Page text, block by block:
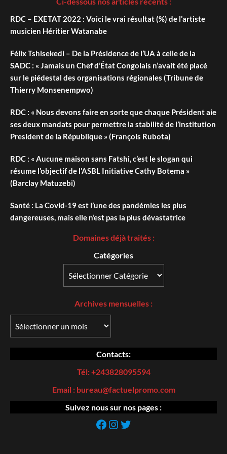
RDC – EXETAT 2022 : Voici le vrai résultat (%) de l’artiste
musicien Héritier Watanabe
Félix Tshisekedi – De la Présidence de l’UA à celle de la
SADC : « Jamais un Chef d’État Congolais n’avait été placé
sur le piédestal des organisations régionales (Tribune de
Thierry Monsenempwo)
RDC : « Nous devons faire en sorte que chaque Président aie
ses deux mandats pour permettre la stabilité de l’institution
President de la République » (François Rubota)
RDC : « Aucune maison sans Fatshi, c’est le slogan qui
résume l’objectif de l’ASBL Initiative Cathy Botema »
(Barclay Matuzebi)
Santé : La Covid-19 est l’une des pandémies les plus
dangereuses, mais elle n’est pas la plus dévastatrice
Domaines déjà traités :
Catégories
Archives mensuelles :
Contacts:
Tél: +243828095594
Email : bureau@factuelpromo.com
Suivez nous sur nos pages :
https://web.facebook.com/Factuel-Promo-107185195044869/
Instagram
https://twitter.com/